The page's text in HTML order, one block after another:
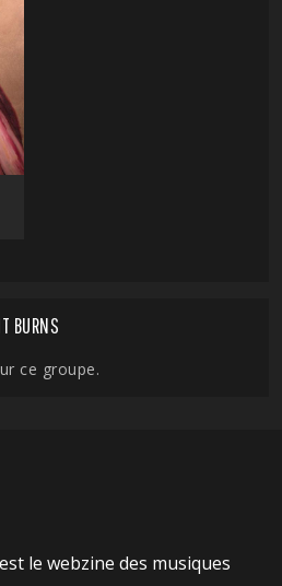
BURNS
ce groupe.
le webzine des musiques